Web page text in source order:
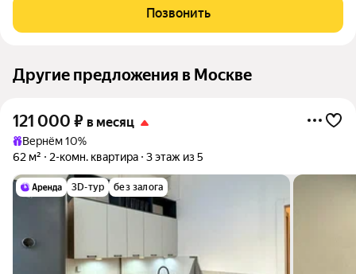
бронирования, мы отправим подробную инструкцию по
заселению. Сотни наших гостей уже оценили
Позвонить
Другие предложения в Москве
121 000 ₽ в месяц
Вернём 10%
62 м²
2-комн. квартира 3 этаж из 5
3D-тур без залога